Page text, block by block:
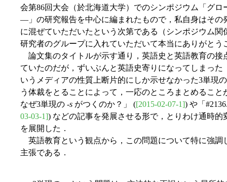
会第86回大会（於北海道大学）でのシンポジウム「グ
―」の研究報告を中心に編まれたもので，私自身はその
に混ぜていただいたという次第である（シンポジウム
研究者のグループに入れていただいて本当にありがとう
論文集のタイトルが示す通り，英語史と英語教育の接
ていたのだが，ずいぶんと英語史寄りになってしまっ
いうメディアの性質上断片的にしか示せなかった3単現
う体裁をとることによって，一応のところまとめるこ
なぜ3単現の -s がつくのか？」 ([2015-02-07-1]) や「
03-03-1]) などの記事を発展させる形で，とりわけ通時的
を展開した．
英語教育という観点から，この問題について特に強調
主張である．